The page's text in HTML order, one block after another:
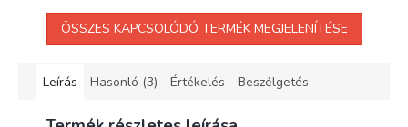
ÖSSZES KAPCSOLÓDÓ TERMÉK MEGJELENÍTÉSE
Leírás Hasonló (3) Értékelés Beszélgetés